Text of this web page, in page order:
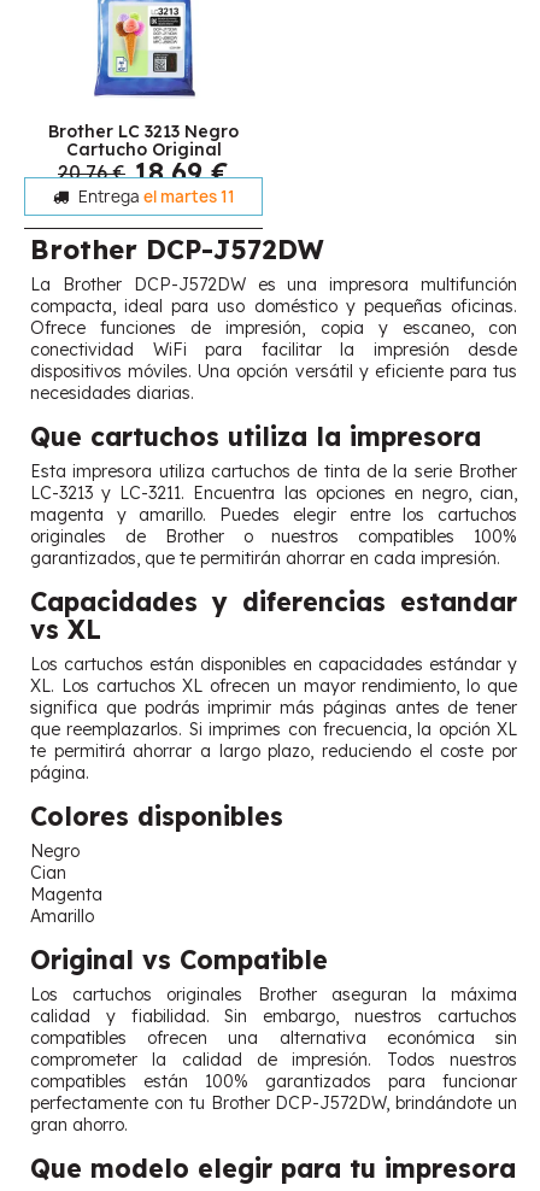
Brother LC 3213 Negro
Cartucho Original
20,76 € 18,69 €
Entrega el martes 11
Brother DCP-J572DW
La Brother DCP-J572DW es una impresora multifunción
compacta, ideal para uso doméstico y pequeñas oficinas.
Ofrece funciones de impresión, copia y escaneo, con
conectividad WiFi para facilitar la impresión desde
dispositivos móviles. Una opción versátil y eficiente para tus
necesidades diarias.
Que cartuchos utiliza la impresora
Esta impresora utiliza cartuchos de tinta de la serie Brother
LC-3213 y LC-3211. Encuentra las opciones en negro, cian,
magenta y amarillo. Puedes elegir entre los cartuchos
originales de Brother o nuestros compatibles 100%
garantizados, que te permitirán ahorrar en cada impresión.
Capacidades y diferencias estandar
vs XL
Los cartuchos están disponibles en capacidades estándar y
XL. Los cartuchos XL ofrecen un mayor rendimiento, lo que
significa que podrás imprimir más páginas antes de tener
que reemplazarlos. Si imprimes con frecuencia, la opción XL
te permitirá ahorrar a largo plazo, reduciendo el coste por
página.
Colores disponibles
Negro
Cian
Magenta
Amarillo
Original vs Compatible
Los cartuchos originales Brother aseguran la máxima
calidad y fiabilidad. Sin embargo, nuestros cartuchos
compatibles ofrecen una alternativa económica sin
comprometer la calidad de impresión. Todos nuestros
compatibles están 100% garantizados para funcionar
perfectamente con tu Brother DCP-J572DW, brindándote un
gran ahorro.
Que modelo elegir para tu impresora